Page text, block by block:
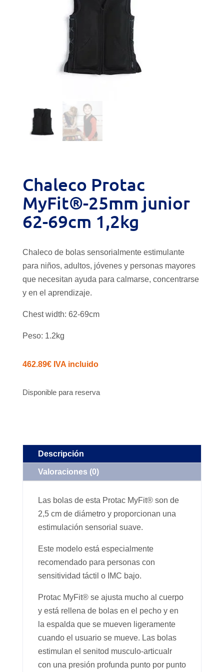
Chaleco Protac
MyFit®-25mm junior
62-69cm 1,2kg
Chaleco de bolas sensorialmente estimulante
para niños, adultos, jóvenes y personas mayores
que necesitan ayuda para calmarse, concentrarse
y en el aprendizaje.
Chest width: 62-69cm
Peso: 1.2kg
462.89€ IVA incluido
Disponible para reserva
Descripción
Valoraciones (0)
Las bolas de esta Protac MyFit® son de
2,5 cm de diámetro y proporcionan una
estimulación sensorial suave.
Este modelo está especialmente
recomendado para personas con
sensitividad táctil o IMC bajo.
Protac MyFit® se ajusta mucho al cuerpo
y está rellena de bolas en el pecho y en
la espalda que se mueven ligeramente
cuando el usuario se mueve. Las bolas
estimulan el senitod musculo-articualr
con una presión profunda punto por punto